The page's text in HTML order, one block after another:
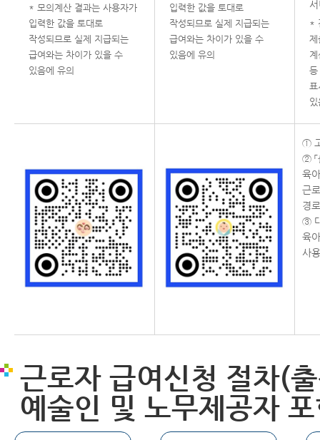
* 모의계산 결과는 사용자가
입력한 값을 토대로
작성되므로 실제 지급되는
급여와는 차이가 있을 수
있음에 유의
입력한 값을 토대로
작성되므로 실제 지급되는
급여와는 차이가 있을 수
있음에 유의
*
제
등
표
①
②
육
근
경
③
육
사
근로자 급여신청 절차(
예술인 및 노무제공자